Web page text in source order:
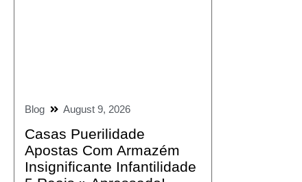
Blog August 9, 2026
Casas Puerilidade
Apostas Com Armazém
Insignificante Infantilidade